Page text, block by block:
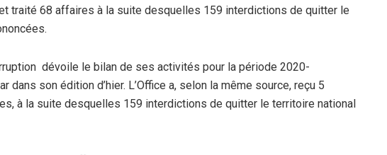
traité 68 affaires à la suite desquelles 159 interdictions de quitter le
dévoile le bilan de ses activités pour la période 2020-
dans son édition d’hier. L’Office a, selon la même source, reçu 5
à la suite desquelles 159 interdictions de quitter le territoire national